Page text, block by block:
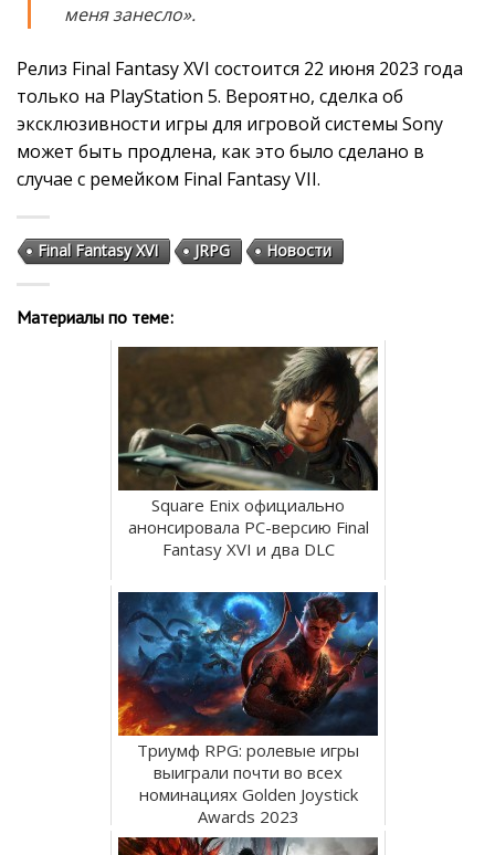
меня занесло».
Релиз Final Fantasy XVI состоится 22 июня 2023 года
только на PlayStation 5. Вероятно, сделка об
эксклюзивности игры для игровой системы Sony
может быть продлена, как это было сделано в
случае с ремейком Final Fantasy VII.
Final Fantasy XVI JRPG Новости
Материалы по теме:
Square Enix официально
анонсировала PC-версию Final
Fantasy XVI и два DLC
Триумф RPG: ролевые игры
выиграли почти во всех
номинациях Golden Joystick
Awards 2023